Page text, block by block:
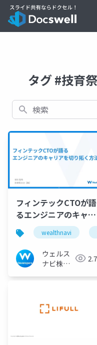
タグ #技育
検索
フィンテックCTOが語
るエンジニアのキャリ
アを切り拓く方法
wealthnavi
ウェルス
ナビ株式